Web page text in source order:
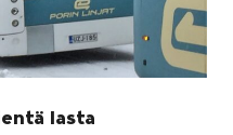
lasta